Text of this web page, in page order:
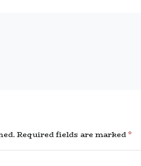
Required fields are marked*